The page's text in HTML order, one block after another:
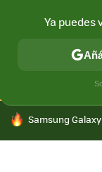
CONECTIVIDAD
HOY SE HABLA
Samsung
Ya puedes